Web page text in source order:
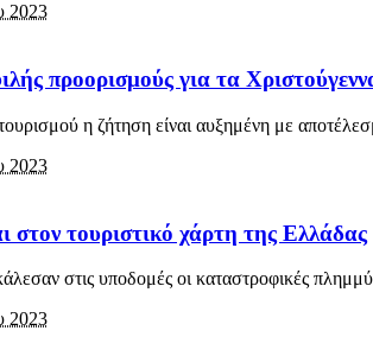
2023
προορισμούς για τα
η ζήτηση είναι αυξημένη με
2023
στον τουριστικό χάρτη της Ελλάδας
στις υποδομές οι καταστροφικές
2023